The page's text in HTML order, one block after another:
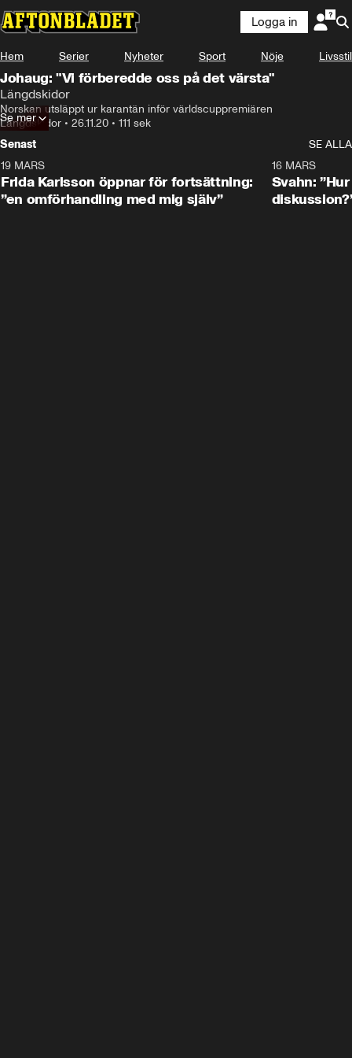
Logga in
Hem Serier Nyheter Sport Nöje Livsstil
Johaug: "Vi förberedde oss på det värsta"
Längdskidor
Norskan utsläppt ur karantän inför världscuppremiären
Längdskidor • 26.11.20 • 111 sek
Se mer
Senast
SE ALLA
19 MARS
Frida Karlsson öppnar för fortsättning:
”en omförhandling med mig själv”
16 MARS
Svahn: